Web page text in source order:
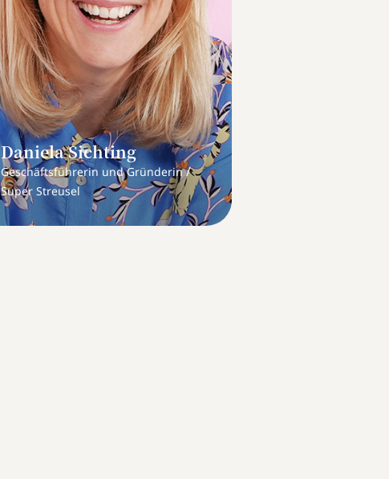
Daniela Sichting
Geschäftsführerin und Gründerin/
Super Streusel